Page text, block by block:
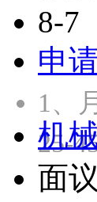
8-7
申
1、
25-
机
面议